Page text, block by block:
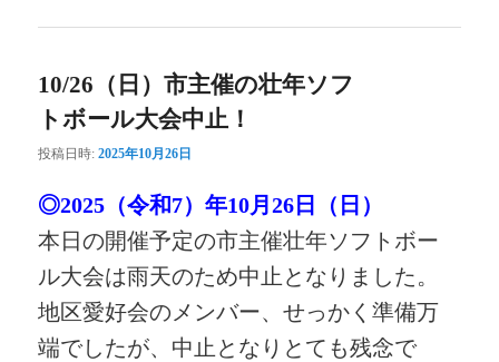
10/26（日）市主催の壮年ソフ
トボール大会中止！
投稿日時:2025年10月26日
◎2025（令和7）年10月26日（日）
本日の開催予定の市主催壮年ソフトボー
ル大会は雨天のため中止となりました。
地区愛好会のメンバー、せっかく準備万
端でしたが、中止となりとても残念で